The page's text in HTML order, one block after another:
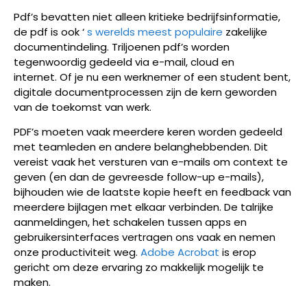
Pdf’s bevatten niet alleen kritieke bedrijfsinformatie,
de pdf is ook ‘s werelds meest populaire zakelijke
documentindeling. Triljoenen pdf’s worden
tegenwoordig gedeeld via e-mail, cloud en
internet. Of je nu een werknemer of een student bent,
digitale documentprocessen zijn de kern geworden
van de toekomst van werk.
PDF’s moeten vaak meerdere keren worden gedeeld
met teamleden en andere belanghebbenden. Dit
vereist vaak het versturen van e-mails om context te
geven (en dan de gevreesde follow-up e-mails),
bijhouden wie de laatste kopie heeft en feedback van
meerdere bijlagen met elkaar verbinden. De talrijke
aanmeldingen, het schakelen tussen apps en
gebruikersinterfaces vertragen ons vaak en nemen
onze productiviteit weg. Adobe Acrobat is erop
gericht om deze ervaring zo makkelijk mogelijk te
maken.